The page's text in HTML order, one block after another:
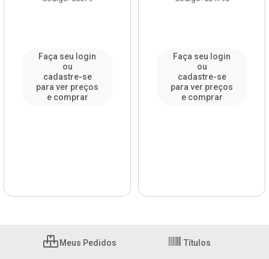
Faça seu login
ou
cadastre-se
para ver preços
e comprar
Faça seu login
ou
cadastre-se
para ver preços
e comprar
Meus Pedidos Títulos